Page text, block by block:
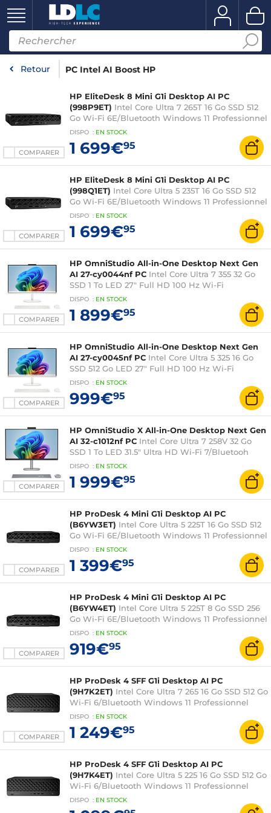
Retour PC Intel AI Boost HP
COMPARER
HP EliteDesk 8 Mini G1i Desktop AI PC
(998P9ET) Intel Core Ultra 7 265T 16 Go SSD 512
Go Wi-Fi 6E/Bluetooth Windows 11 Professionnel
(sans écran)
DISPO : EN STOCK
1 699€95
COMPARER
HP EliteDesk 8 Mini G1i Desktop AI PC
(998Q1ET) Intel Core Ultra 5 235T 16 Go SSD 512
Go Wi-Fi 6E/Bluetooth Windows 11 Professionnel
(sans écran)
DISPO : EN STOCK
1 699€95
COMPARER
HP OmniStudio All-in-One Desktop Next Gen
AI 27-cy0044nf PC Intel Core Ultra 7 355 32 Go
SSD 1 To LED 27" Full HD 100 Hz Wi-Fi
7/Bluetooh Webcam Windows 11 Famille
DISPO : EN STOCK
1 899€95
COMPARER
HP OmniStudio All-in-One Desktop Next Gen
AI 27-cy0045nf PC Intel Core Ultra 5 325 16 Go
SSD 512 Go LED 27" Full HD 100 Hz Wi-Fi
7/Bluetooh Webcam Windows 11 Famille
DISPO : EN STOCK
999€95
COMPARER
HP OmniStudio X All-in-One Desktop Next Gen
AI 32-c1012nf PC Intel Core Ultra 7 258V 32 Go
SSD 1 To LED 31.5" Ultra HD Wi-Fi 7/Bluetooh
Webcam Windows 11 Famille
DISPO : EN STOCK
1 999€95
COMPARER
HP ProDesk 4 Mini G1i Desktop AI PC
(B6YW3ET) Intel Core Ultra 5 225T 16 Go SSD 512
Go Wi-Fi 6E/Bluetooth Windows 11 Professionnel
(sans écran)
DISPO : EN STOCK
1 399€95
COMPARER
HP ProDesk 4 Mini G1i Desktop AI PC
(B6YW4ET) Intel Core Ultra 5 225T 8 Go SSD 256
Go Wi-Fi 6E/Bluetooth Windows 11 Professionnel
(sans écran)
DISPO : EN STOCK
919€95
COMPARER
HP ProDesk 4 SFF G1i Desktop AI PC
(9H7K2ET) Intel Core Ultra 7 265 16 Go SSD 512 Go
Wi-Fi 6/Bluetooth Windows 11 Professionnel
(sans écran)
DISPO : EN STOCK
1 249€95
HP ProDesk 4 SFF G1i Desktop AI PC
(9H7K4ET) Intel Core Ultra 5 225 16 Go SSD 512 Go
Wi-Fi 6/Bluetooth Windows 11 Professionnel
(sans écran)
DISPO : EN STOCK